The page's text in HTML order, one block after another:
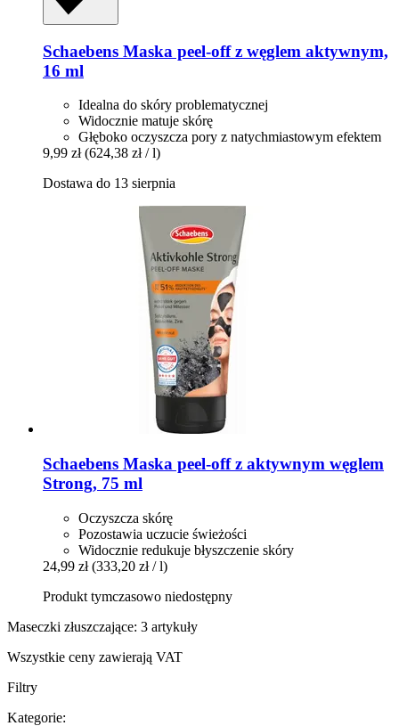
Schaebens Maska peel-​off z węglem aktywnym,
16 ml
Idealna do skóry problematycznej
Widocznie matuje skórę
Głęboko oczyszcza pory z natychmiastowym efektem
9,99 zł (624,38 zł / l)
Dostawa do 13 sierpnia
Schaebens Maska peel-​off z aktywnym węglem
Strong, 75 ml
Oczyszcza skórę
Pozostawia uczucie świeżości
Widocznie redukuje błyszczenie skóry
24,99 zł (333,20 zł / l)
Produkt tymczasowo niedostępny
Maseczki złuszczające: 3 artykuły
Wszystkie ceny zawierają VAT
Filtry
Kategorie: